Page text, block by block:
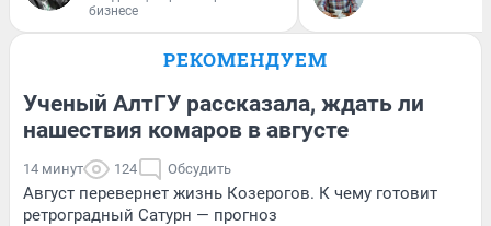
бизнесе
РЕКОМЕНДУЕМ
Ученый АлтГУ рассказала, ждать ли
нашествия комаров в августе
14 минут 124 Обсудить
Август перевернет жизнь Козерогов. К чему готовит
ретроградный Сатурн — прогноз